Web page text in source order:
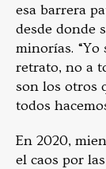
esa barrera
desde donde
minorías.
retrato, no a
son los otros
todos
En 2020,
el caos por